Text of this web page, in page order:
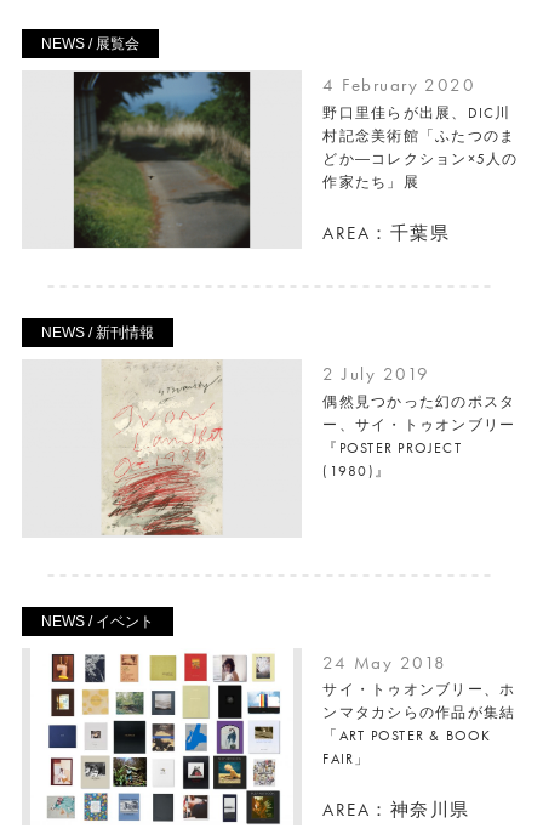
NEWS / 展覧会
4 February 2020
野口里佳らが出展、DIC川
村記念美術館「ふたつのま
どか―コレクション×5人の
作家たち」展
AREA：千葉県
NEWS / 新刊情報
2 July 2019
偶然見つかった幻のポスタ
ー、サイ・トゥオンブリー
『POSTER PROJECT
(1980)』
NEWS / イベント
24 May 2018
サイ・トゥオンブリー、ホ
ンマタカシらの作品が集結
「ART POSTER & BOOK
FAIR」
AREA：神奈川県